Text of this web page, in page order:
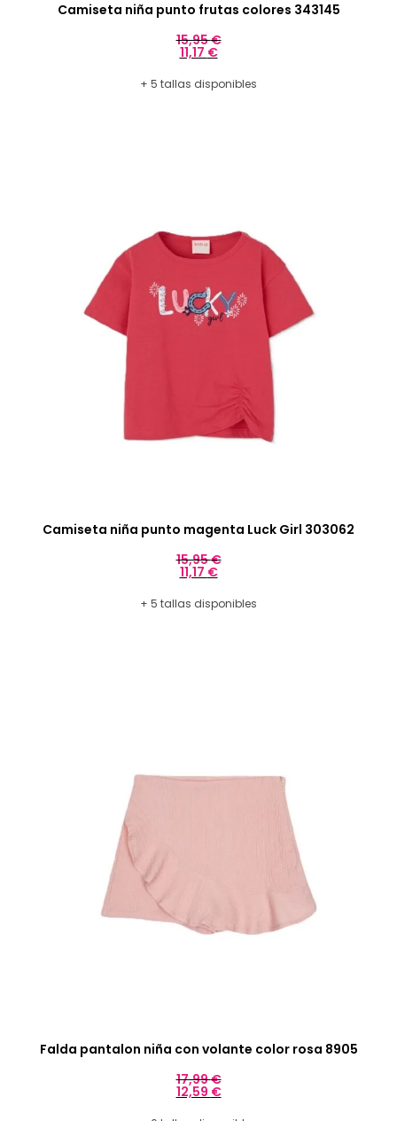
Camiseta niña punto frutas colores 343145
15,95€
11,17 €
+ 5 tallas disponibles
Camiseta niña punto magenta Luck Girl 303062
15,95€
11,17 €
+ 5 tallas disponibles
Falda pantalon niña con volante color rosa 8905
17,99€
12,59 €